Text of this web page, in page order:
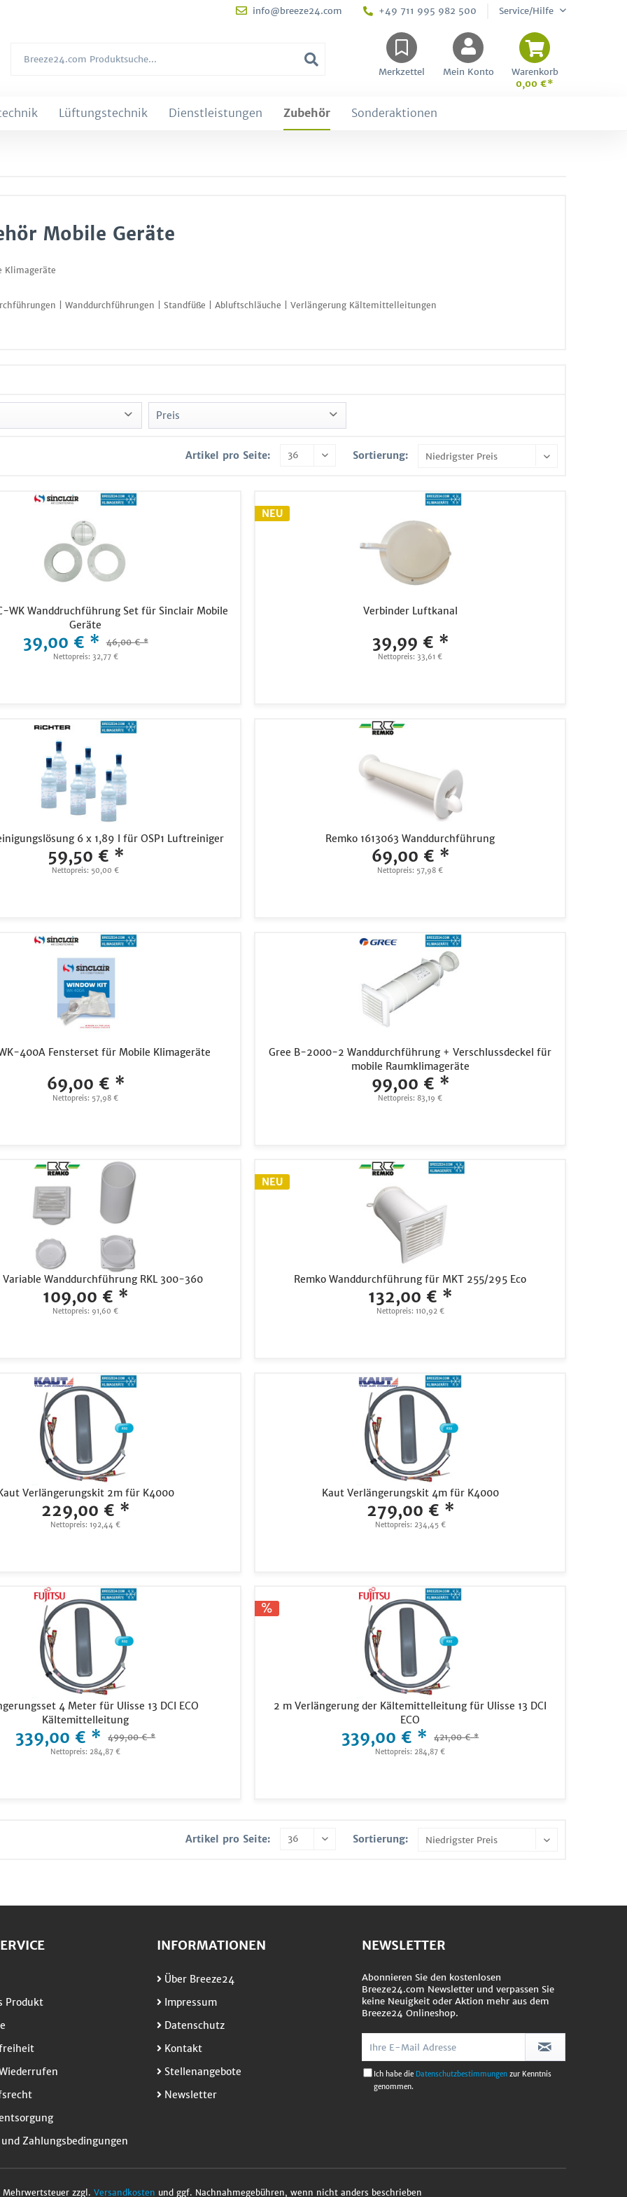
info@breeze24.com +49 711 995 982 500 Service/Hilfe
Merkzettel Mein Konto
Warenkorb
0,00 €*
Lüftungstechnik Dienstleistungen Zubehör Sonderaktionen
Mobile Geräte
Klimageräte
| Wanddurchführungen | Standfüße | Abluftschläuche | Verlängerung Kältemittelleitungen
Preis
von39,00 €bis339,00 €
Artikel pro Seite: Sortierung:
WK Wanddruchführung Set für Sinclair Mobile
Geräte
39,00 € * 46,00 € *
Nettopreis: 32,77 €
NEU
Verbinder Luftkanal
39,99 € *
Nettopreis: 33,61 €
6 x 1,89 l für OSP1 Luftreiniger
59,50 € *
Nettopreis: 50,00 €
Remko 1613063 Wanddurchführung
69,00 € *
Nettopreis: 57,98 €
400A Fensterset für Mobile Klimageräte
69,00 € *
Nettopreis: 57,98 €
Gree B-2000-2 Wanddurchführung + Verschlussdeckel für
mobile Raumklimageräte
99,00 € *
Nettopreis: 83,19 €
Variable Wanddurchführung RKL 300-360
109,00 € *
Nettopreis: 91,60 €
NEU
Remko Wanddurchführung für MKT 255/295 Eco
132,00 € *
Nettopreis: 110,92 €
Verlängerungskit 2m für K4000
229,00 € *
Nettopreis: 192,44 €
Kaut Verlängerungskit 4m für K4000
279,00 € *
Nettopreis: 234,45 €
4 Meter für Ulisse 13 DCI ECO
Kältemittelleitung
339,00 € * 499,00 € *
Nettopreis: 284,87 €
2 m Verlängerung der Kältemittelleitung für Ulisse 13 DCI
ECO
339,00 € * 421,00 € *
Nettopreis: 284,87 €
Artikel pro Seite: Sortierung:
Produkt
Zahlungsbedingungen
INFORMATIONEN
Über Breeze24
Impressum
Datenschutz
Kontakt
Stellenangebote
Newsletter
NEWSLETTER
Abonnieren Sie den kostenlosen
Breeze24.com Newsletter und verpassen Sie
keine Neuigkeit oder Aktion mehr aus dem
Breeze24 Onlineshop.
Ich habe die Datenschutzbestimmungen zur Kenntnis
genommen.
zzgl. Versandkosten und ggf. Nachnahmegebühren, wenn nicht anders beschrieben